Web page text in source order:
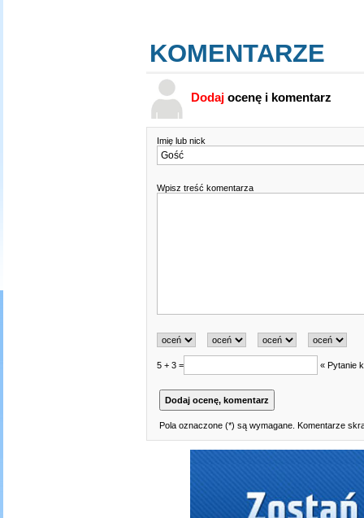
KOMENTARZE
Dodaj ocenę i komentarz
Imię lub nick
Wpisz treść komentarza
5 + 3 = « Pytanie
Pola oznaczone (*) są wymagane. Komentarze